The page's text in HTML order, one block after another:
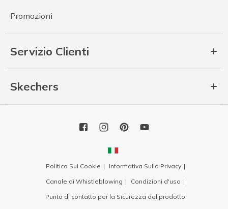
Promozioni
Servizio Clienti
Skechers
Politica Sui Cookie
Informativa Sulla Privacy
Canale di Whistleblowing
Condizioni d'uso
Punto di contatto per la Sicurezza del prodotto